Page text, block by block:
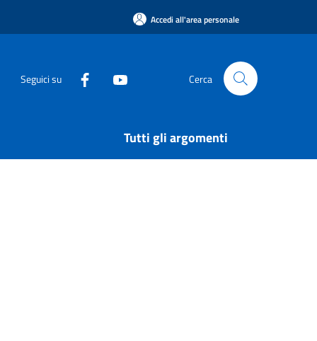
Accedi all'area personale
Seguici su Cerca
Tutti gli argomenti